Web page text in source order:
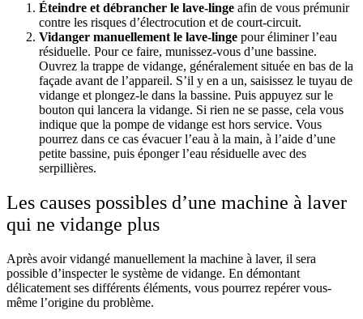
Éteindre et débrancher le lave-linge afin de vous prémunir
contre les risques d’électrocution et de court-circuit.
Vidanger manuellement le lave-linge pour éliminer l’eau
résiduelle. Pour ce faire, munissez-vous d’une bassine.
Ouvrez la trappe de vidange, généralement située en bas de la
façade avant de l’appareil. S’il y en a un, saisissez le tuyau de
vidange et plongez-le dans la bassine. Puis appuyez sur le
bouton qui lancera la vidange. Si rien ne se passe, cela vous
indique que la pompe de vidange est hors service. Vous
pourrez dans ce cas évacuer l’eau à la main, à l’aide d’une
petite bassine, puis éponger l’eau résiduelle avec des
serpillières.
Les causes possibles d’une machine à laver
qui ne vidange plus
Après avoir vidangé manuellement la machine à laver, il sera
possible d’inspecter le système de vidange. En démontant
délicatement ses différents éléments, vous pourrez repérer vous-
même l’origine du problème.